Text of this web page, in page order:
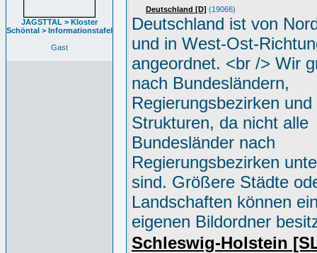
JAGSTTAL > Kloster
Schöntal > Informationstafel
Gast
Deutschland [D] (19066)
Deutschland ist von
und in West-Ost-
angeordnet. <br /> Wir
nach Bundesländern,
Regierungsbezirken
Strukturen, da nicht alle
Bundesländer nach
Regierungsbezirken
sind. Größere Städte
Landschaften können
eigenen Bildordner
Schleswig-Holstein